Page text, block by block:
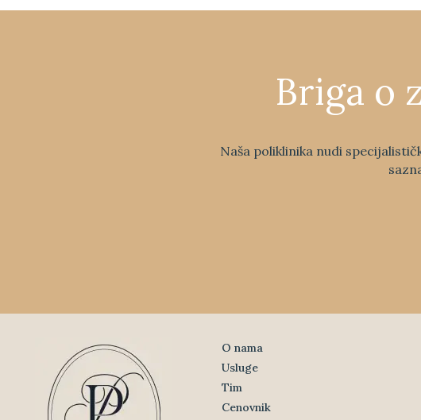
Briga o
Naša poliklinika nudi
O nama
Usluge
Tim
Cenovnik